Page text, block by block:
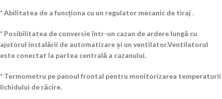
* Abilitatea de a funcționa cu un regulator mecanic de tiraj .
* Posibilitatea de conversie într-un cazan de ardere lungă cu
ajutorul instalării de automatizare și un ventilator.Ventilatorul
este conectat la partea centrală a cazanului.
* Termometru pe panoul frontal pentru monitorizarea temperaturii
lichidului de răcire.